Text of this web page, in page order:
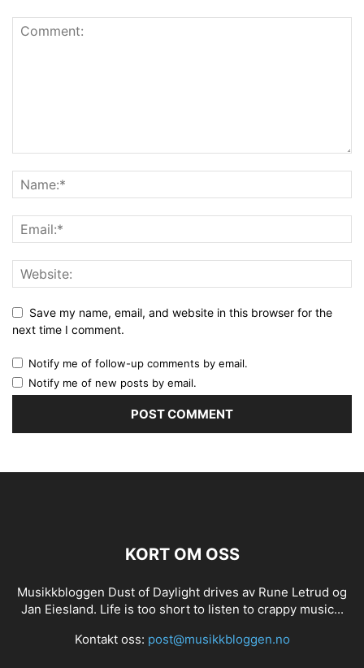
Save my name, email, and website in this browser for the
next time I comment.
Notify me of follow-up comments by email.
Notify me of new posts by email.
KORT OM OSS
Musikkbloggen Dust of Daylight drives av Rune Letrud og
Jan Eiesland. Life is too short to listen to crappy music...
Kontakt oss: post@musikkbloggen.no